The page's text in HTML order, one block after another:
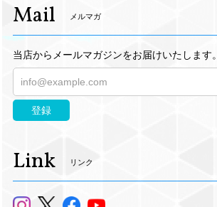
Mail メルマガ
当店からメールマガジンをお届けいたします。
登録
Link リンク